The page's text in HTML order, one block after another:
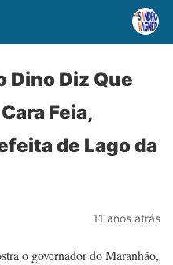
Dino Diz Que
Feia,
de Lago da
11 anos atrás
o governador do Maranhão,